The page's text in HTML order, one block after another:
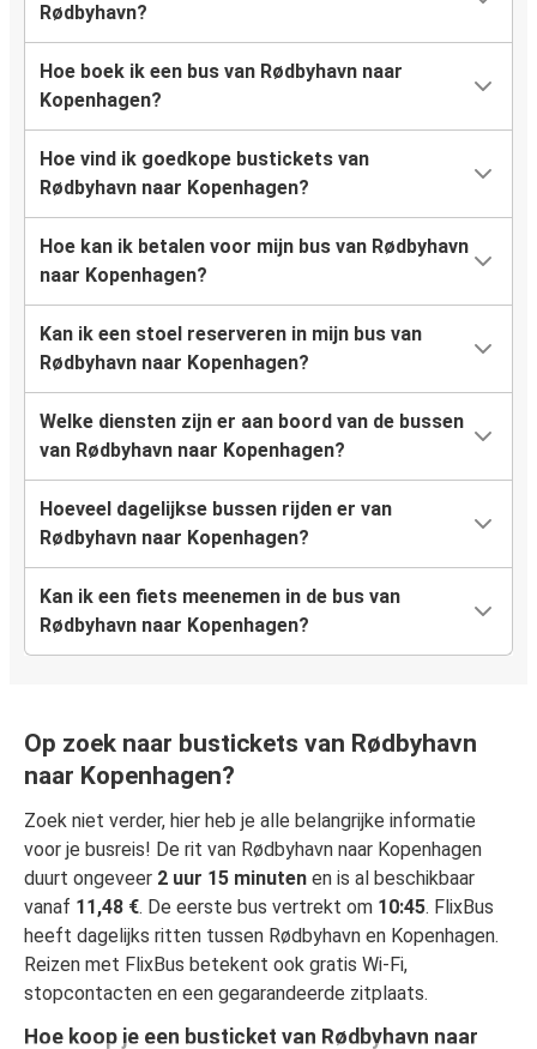
Rødbyhavn?
Hoe boek ik een bus van Rødbyhavn naar
Kopenhagen?
Hoe vind ik goedkope bustickets van
Rødbyhavn naar Kopenhagen?
Hoe kan ik betalen voor mijn bus van Rødbyhavn
naar Kopenhagen?
Kan ik een stoel reserveren in mijn bus van
Rødbyhavn naar Kopenhagen?
Welke diensten zijn er aan boord van de bussen
van Rødbyhavn naar Kopenhagen?
Hoeveel dagelijkse bussen rijden er van
Rødbyhavn naar Kopenhagen?
Kan ik een fiets meenemen in de bus van
Rødbyhavn naar Kopenhagen?
Op zoek naar bustickets van Rødbyhavn
naar Kopenhagen?
Zoek niet verder, hier heb je alle belangrijke informatie
voor je busreis! De rit van Rødbyhavn naar Kopenhagen
duurt ongeveer 2 uur 15 minuten en is al beschikbaar
vanaf 11,48 €. De eerste bus vertrekt om 10:45. FlixBus
heeft dagelijks ritten tussen Rødbyhavn en Kopenhagen.
Reizen met FlixBus betekent ook gratis Wi-Fi,
stopcontacten en een gegarandeerde zitplaats.
Hoe koop je een busticket van Rødbyhavn naar